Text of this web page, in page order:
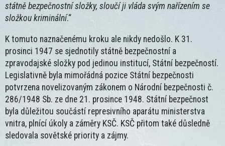
státně bezpečnostní složky, sloučí ji vláda svým nařízením se
složkou kriminální.“
K tomuto naznačenému kroku ale nikdy nedošlo. K 31.
prosinci 1947 se sjednotily státně bezpečnostní a
zpravodajské složky pod jedinou institucí, Státní bezpečností.
Legislativně byla mimořádná pozice Státní bezpečnosti
potvrzena novelizovaným zákonem o Národní bezpečnosti č.
286/1948 Sb. ze dne 21. prosince 1948. Státní bezpečnost
byla důležitou součástí represivního aparátu ministerstva
vnitra, plnící úkoly a záměry KSČ. KSČ přitom také důsledně
sledovala sovětské priority a zájmy.